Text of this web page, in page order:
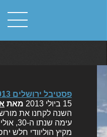
פסטיבל ירושלים 2013: סיכום חגיגי (עופר+אורון)
15 ביולי 2013
מאת
השנה לקחנו את
עימה
מקיץ הוליוודי חלש